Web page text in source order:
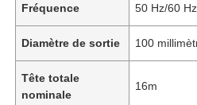
Fréquence 50 Hz/60 Hz
Diamètre de sortie 100
Tête totale
nominale
16m